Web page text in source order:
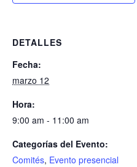
DETALLES
Fecha:
marzo 12
Hora:
9:00 am - 11:00 am
Categorías del Evento:
Comités, Evento presencial